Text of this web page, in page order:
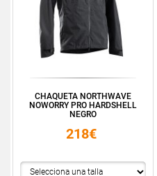
CHAQUETA NORTHWAVE
NOWORRY PRO HARDSHELL
NEGRO
218€